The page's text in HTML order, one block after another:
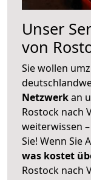
Unser
von
Sie wollen
Netzwerkan
Rostock nach
weiterwissen
Sie! Wenn Sie
was kostet
Rostock nach